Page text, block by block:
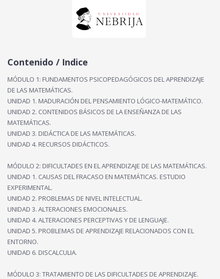
Contenido / Indice
MÓDULO 1: FUNDAMENTOS PSICOPEDAGÓGICOS DEL APRENDIZAJE
DE LAS MATEMÁTICAS.
UNIDAD 1. MADURACIÓN DEL PENSAMIENTO LÓGICO-MATEMÁTICO.
UNIDAD 2. CONTENIDOS BÁSICOS DE LA ENSEÑANZA DE LAS
MATEMÁTICAS.
UNIDAD 3. DIDÁCTICA DE LAS MATEMÁTICAS.
UNIDAD 4. RECURSOS DIDÁCTICOS.
MÓDULO 2: DIFICULTADES EN EL APRENDIZAJE DE LAS MATEMÁTICAS.
UNIDAD 1. CAUSAS DEL FRACASO EN MATEMÁTICAS. ESTUDIO
EXPERIMENTAL.
UNIDAD 2. PROBLEMAS DE NIVEL INTELECTUAL.
UNIDAD 3. ALTERACIONES EMOCIONALES.
UNIDAD 4. ALTERACIONES PERCEPTIVAS Y DE LENGUAJE.
UNIDAD 5. PROBLEMAS DE APRENDIZAJE RELACIONADOS CON EL
ENTORNO.
UNIDAD 6. DISCALCULIA.
MÓDULO 3: TRATAMIENTO DE LAS DIFICULTADES DE APRENDIZAJE.